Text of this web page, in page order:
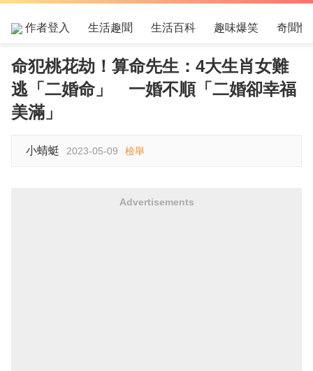
作者登入 生活趣聞 生活百科 趣味爆笑 奇聞怪
命犯桃花劫！算命先生：4大生肖女難
逃「二婚命」 一婚不順「二婚卻幸福
美滿」
小蜻蜓 2023-05-09 檢舉
Advertisements